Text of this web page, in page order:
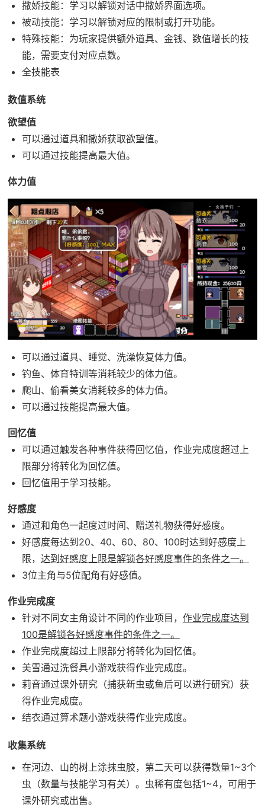
撒娇技能：学习以解锁对话中撒娇界面选项。
被动技能：学习以解锁对应的限制或打开功能。
特殊技能：为玩家提供额外道具、金钱、数值增长的技
能，需要支付对应点数。
全技能表
数值系统
欲望值
可以通过道具和撒娇获取欲望值。
可以通过技能提高最大值。
体力值
可以通过道具、睡觉、洗澡恢复体力值。
钓鱼、体育特训等消耗较少的体力值。
爬山、偷看美女消耗较多的体力值。
可以通过技能提高最大值。
回忆值
可以通过触发各种事件获得回忆值，作业完成度超过上
限部分将转化为回忆值。
回忆值用于学习技能。
好感度
通过和角色一起度过时间、赠送礼物获得好感度。
好感度每达到20、40、60、80、100时达到好感度上
限， 达到好感度上限是解锁各好感度事件的条件之一。
3位主角与5位配角有好感值。
作业完成度
针对不同女主角设计不同的作业项目， 作业完成度达到
100是解锁各好感度事件的条件之一。
作业完成度超过上限部分将转化为回忆值。
美雪通过洗餐具小游戏获得作业完成度。
莉音通过课外研究（捕获新虫或鱼后可以进行研究）获
得作业完成度。
结衣通过算术题小游戏获得作业完成度。
收集系统
在河边、山的树上涂抹虫胶，第二天可以获得数量1~3个
虫（数量与技能学习有关）。虫稀有度包括1~4，可用于
课外研究或出售。